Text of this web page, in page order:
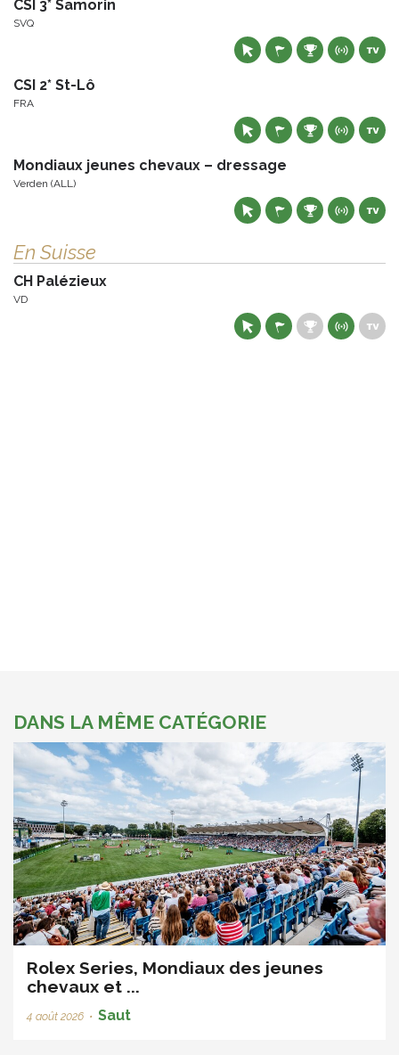
CSI 3* Samorin
SVQ
CSI 2* St-Lô
FRA
Mondiaux jeunes chevaux – dressage
Verden (ALL)
En Suisse
CH Palézieux
VD
DANS LA MÊME CATÉGORIE
Rolex Series, Mondiaux des jeunes
chevaux et ...
4 août 2026 • Saut